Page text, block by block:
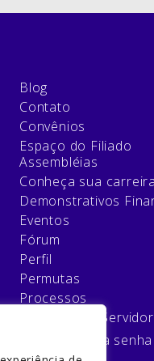
Blog
Contato
Convênios
Espaço do Filiado
Assembléias
Conheça sua carreira
Demonstrativos
Eventos
Fórum
Perfil
Permutas
Processos
Relatório de
Esqueci minha senha